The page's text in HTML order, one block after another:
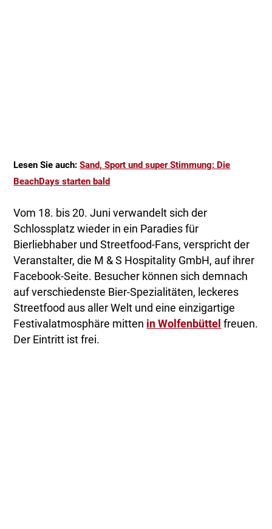
Lesen Sie auch:Sand, Sport und super Stimmung: Die
BeachDays starten bald
Vom 18. bis 20. Juni verwandelt sich der
Schlossplatz wieder in ein Paradies für
Bierliebhaber und Streetfood-Fans, verspricht der
Veranstalter, die M & S Hospitality GmbH, auf ihrer
Facebook-Seite. Besucher können sich demnach
auf verschiedenste Bier-Spezialitäten, leckeres
Streetfood aus aller Welt und eine einzigartige
Festivalatmosphäre mitten in Wolfenbüttel freuen.
Der Eintritt ist frei.